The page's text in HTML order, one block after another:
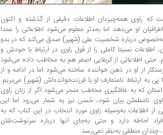
که راوی همه‌چیزدان اطلاعات دقیقی از گذشته و اکنون
او می‌دهد اما بعدتر معلوم می‌شود اطلاعاتی را عمدا
به‌خصوص درباره‌ شخصیت علی (شهپر) صدق می‌کند که در بدو
اطلاعات نسبتا کاملی را از قول راوی در ارتباط با خودش و
حتی اطلاعاتی از کربلایی اصغر هم به مخاطب داده می‌شود
از او در ذهن خواننده ساخته می‌شود اما در ادامه و از
ارتباط نامتعارف او با فرزندخوانده‌اش (شهپر) می‌بریم.
که به غافلگیری مخاطب منجر می‌شود اگر از زبان راوی
راوی نامطمئن بیان شود، حُسن نیز به شمار می‌رود اما این
اطلاعات به‌وسیله‌ راوی مورد انتخاب در این کتاب که به
احاطه دارد و حتی به‌جای آنها درباره‌ سرنوشت‌شان
چندان منطقی به‌نظر نمی‌رسد.